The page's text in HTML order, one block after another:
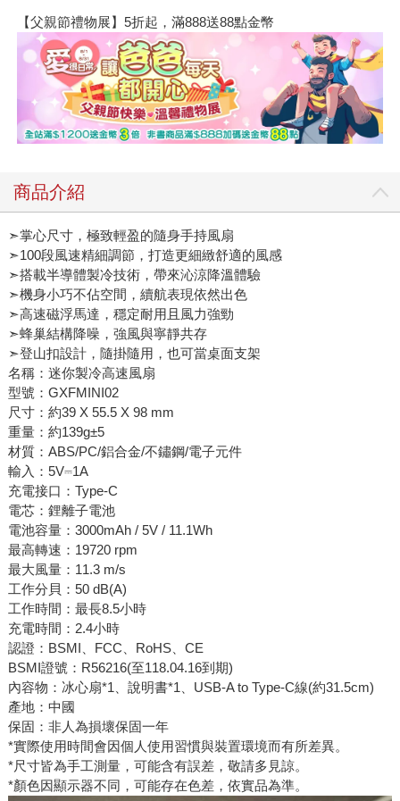
【父親節禮物展】5折起，滿888送88點金幣
商品介紹
➣掌心尺寸，極致輕盈的隨身手持風扇
➣100段風速精細調節，打造更細緻舒適的風感
➣搭載半導體製冷技術，帶來沁涼降溫體驗
➣機身小巧不佔空間，續航表現依然出色
➣高速磁浮馬達，穩定耐用且風力強勁
➣蜂巢結構降噪，強風與寧靜共存
➣登山扣設計，隨掛隨用，也可當桌面支架
名稱：迷你製冷高速風扇
型號：GXFMINI02
尺寸：約39 X 55.5 X 98 mm
重量：約139g±5
材質：ABS/PC/鋁合金/不鏽鋼/電子元件
輸入：5V⎓1A
充電接口：Type-C
電芯：鋰離子電池
電池容量：3000mAh / 5V / 11.1Wh
最高轉速：19720 rpm
最大風量：11.3 m/s
工作分貝：50 dB(A)
工作時間：最長8.5小時
充電時間：2.4小時
認證：BSMI、FCC、RoHS、CE
BSMI證號：R56216(至118.04.16到期)
內容物：冰心扇*1、說明書*1、USB-A to Type-C線(約31.5cm)
產地：中國
保固：非人為損壞保固一年
*實際使用時間會因個人使用習慣與裝置環境而有所差異。
*尺寸皆為手工測量，可能含有誤差，敬請多見諒。
*顏色因顯示器不同，可能存在色差，依實品為準。